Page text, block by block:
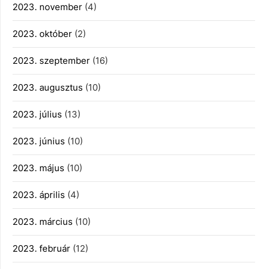
2023. november (4)
2023. október (2)
2023. szeptember (16)
2023. augusztus (10)
2023. július (13)
2023. június (10)
2023. május (10)
2023. április (4)
2023. március (10)
2023. február (12)